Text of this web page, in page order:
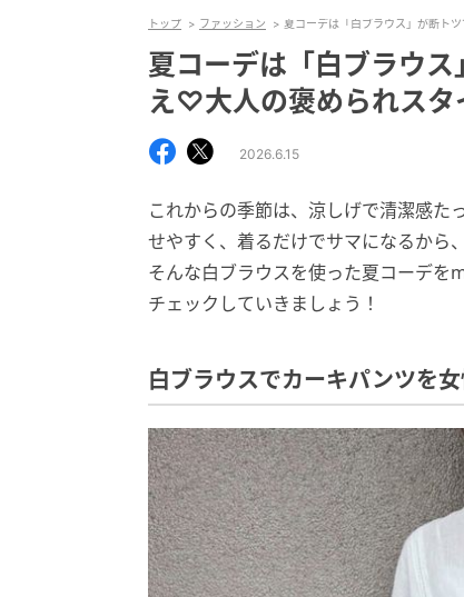
トップ ファッション 夏コーデは「白ブラウス」が断ト
夏コーデは「白ブラウ
え♡大人の褒められスタ
2026.6.15
これからの季節は、涼しげで清潔感
せやすく、着るだけでサマになるから
そんな白ブラウスを使った夏コーデを
チェックしていきましょう！
白ブラウスでカーキパンツを女